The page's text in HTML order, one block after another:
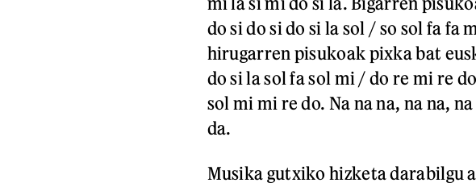
do si do si do si la sol / so sol fa fa
hirugarren pisukoak pixka bat
do si la sol fa sol mi / do re mi re
sol mi mi re do. Na na na, na na,
da.
Musika gutxiko hizketa darabilgu